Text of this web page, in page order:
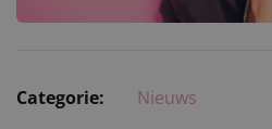
Categorie: Nieuws